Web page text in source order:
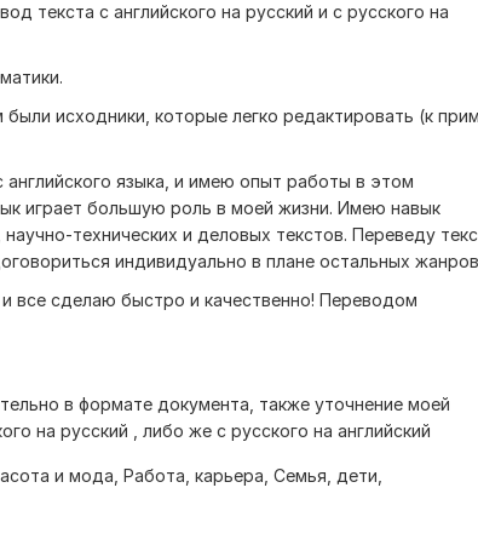
текста с английского на русский и с русского на
исходники, которые легко редактировать (к
английского языка, и имею опыт работы в этом
играет большую роль в моей жизни. Имею навык
технических и деловых текстов. Переведу
индивидуально в плане остальных
все сделаю быстро и качественно! Переводом
в формате документа, также уточнение моей
на русский , либо же с русского на английский
и мода, Работа, карьера, Семья, дети,